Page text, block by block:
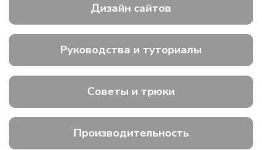
Дизайн сайтов
Руководства и туториалы
Советы и трюки
Производительность